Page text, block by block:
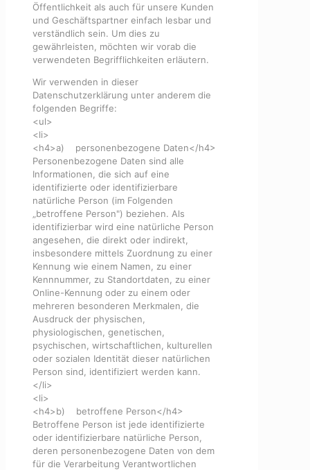
Öffentlichkeit als auch für unsere Kunden
und Geschäftspartner einfach lesbar und
verständlich sein. Um dies zu
gewährleisten, möchten wir vorab die
verwendeten Begrifflichkeiten erläutern.
Wir verwenden in dieser
Datenschutzerklärung unter anderem die
folgenden Begriffe:
<ul>
<li>
<h4>a) personenbezogene Daten</h4>
Personenbezogene Daten sind alle
Informationen, die sich auf eine
identifizierte oder identifizierbare
natürliche Person (im Folgenden
„betroffene Person") beziehen. Als
identifizierbar wird eine natürliche Person
angesehen, die direkt oder indirekt,
insbesondere mittels Zuordnung zu einer
Kennung wie einem Namen, zu einer
Kennnummer, zu Standortdaten, zu einer
Online-Kennung oder zu einem oder
mehreren besonderen Merkmalen, die
Ausdruck der physischen,
physiologischen, genetischen,
psychischen, wirtschaftlichen, kulturellen
oder sozialen Identität dieser natürlichen
Person sind, identifiziert werden kann.
</li>
<li>
<h4>b) betroffene Person</h4>
Betroffene Person ist jede identifizierte
oder identifizierbare natürliche Person,
deren personenbezogene Daten von dem
für die Verarbeitung Verantwortlichen